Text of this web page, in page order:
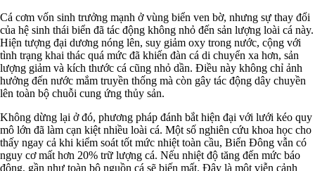
Cá cơm vốn sinh trưởng mạnh ở vùng biển ven bờ, nhưng sự thay đổi
của hệ sinh thái biển đã tác động không nhỏ đến sản lượng loài cá này.
Hiện tượng đại dương nóng lên, suy giảm oxy trong nước, cộng với
tình trạng khai thác quá mức đã khiến đàn cá di chuyển xa hơn, sản
lượng giảm và kích thước cá cũng nhỏ dần. Điều này không chỉ ảnh
hưởng đến nước mắm truyền thống mà còn gây tác động dây chuyền
lên toàn bộ chuỗi cung ứng thủy sản.
Không dừng lại ở đó, phương pháp đánh bắt hiện đại với lưới kéo quy
mô lớn đã làm cạn kiệt nhiều loài cá. Một số nghiên cứu khoa học cho
thấy ngay cả khi kiểm soát tốt mức nhiệt toàn cầu, Biển Đông vẫn có
nguy cơ mất hơn 20% trữ lượng cá. Nếu nhiệt độ tăng đến mức báo
động, gần như toàn bộ nguồn cá sẽ biến mất. Đây là một viễn cảnh